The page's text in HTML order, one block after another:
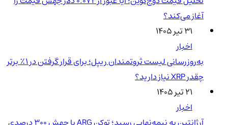
آغاز می‌کند؟
۳۱ تیر ۱۴۰۵
اخبار
به‌روزرسانی لیست ثروتمندان ریپل؛ برای قرار گرفتن در ۱٪ برتر
چقدر XRP نیاز دارید؟
۲۱ تیر ۱۴۰۵
اخبار